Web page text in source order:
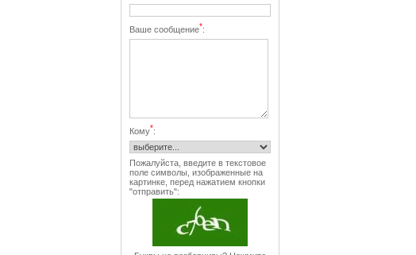
Ваше сообщение*:
Кому*:
Пожалуйста, введите в текстовое
поле символы, изображенные на
картинке, перед нажатием кнопки
"отправить":